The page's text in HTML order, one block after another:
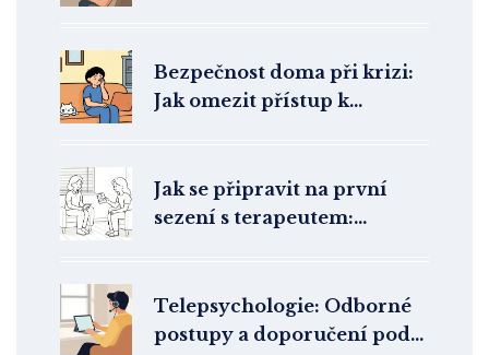
Bezpečnost doma při krizi:
Jak omezit přístup k
Jak se připravit na první
sezení s terapeutem:
Telepsychologie: Odborné
postupy a doporučení podle